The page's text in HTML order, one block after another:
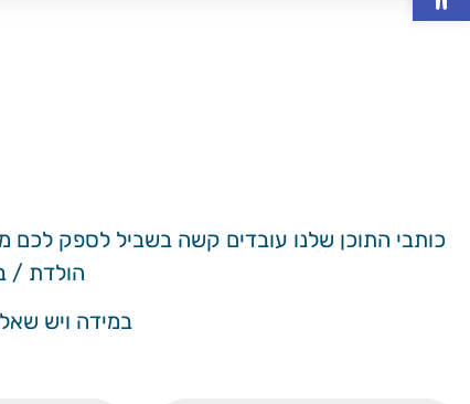
כותבי התוכן שלנו עובדים קשה בשביל לספק לכם
הולדת /
במידה ויש